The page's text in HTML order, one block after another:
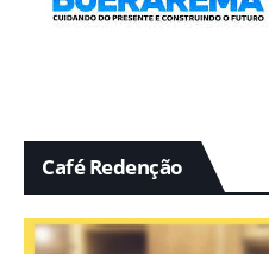
Café Redenção